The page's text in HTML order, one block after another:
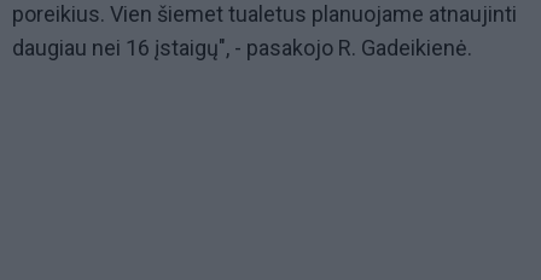
poreikius. Vien šiemet tualetus planuojame atnaujinti
daugiau nei 16 įstaigų", - pasakojo R. Gadeikienė.